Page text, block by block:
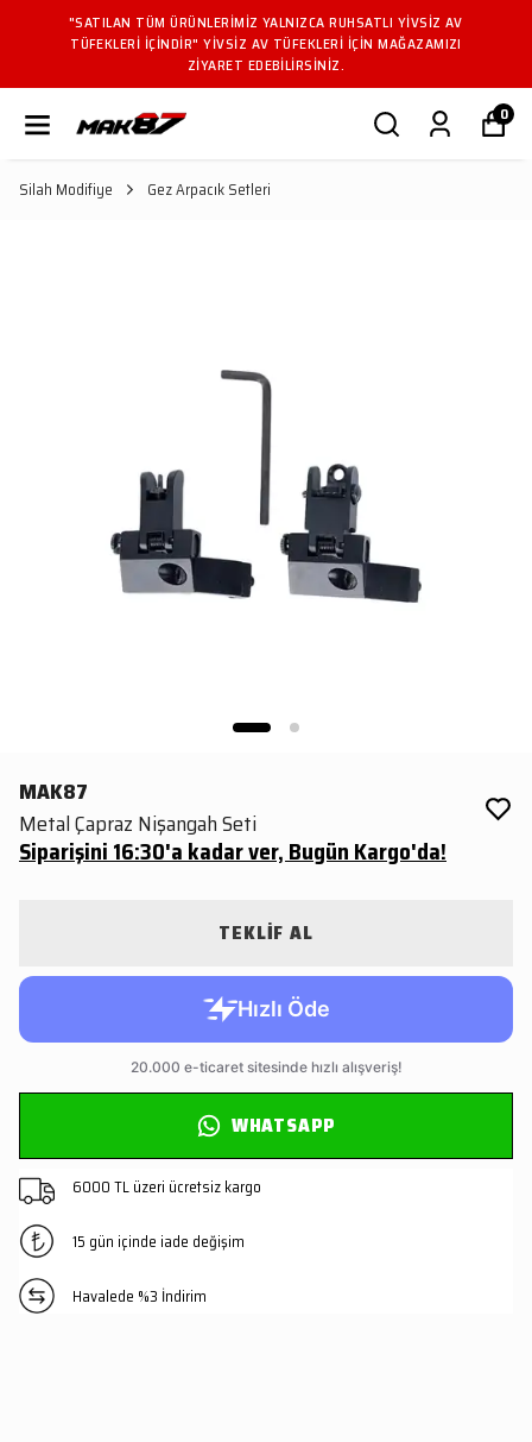
"SATILAN TÜM ÜRÜNLERIMIZ YALNIZCA RUHSATLI YIVSIZ AV
TÜFEKLERI IÇINDIR" YIVSIZ AV TÜFEKLERI IÇIN MAĞAZAMIZI
ZIYARET EDEBILIRSINIZ.
0
Silah Modifiye Gez Arpacık Setleri
MAK87
Metal Çapraz Nişangah Seti
Siparişini 16:30'a kadar ver, Bugün Kargo'da!
TEKLİF AL
WHATSAPP
6000 TL üzeri ücretsiz kargo
15 gün içinde iade değişim
Havalede %3 İndirim